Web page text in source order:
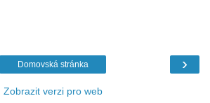
›
Domovská stránka
Zobrazit verzi pro web